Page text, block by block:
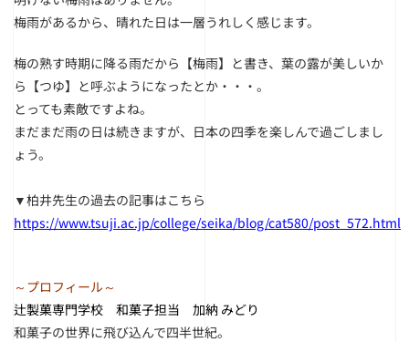
梅雨があるから、晴れた日は一層うれしく感じます。
梅の熟す時期に降る雨だから【梅雨】と書き、葉の露が美しいか
ら【つゆ】と呼ぶようになったとか・・・。
とっても素敵ですよね。
まだまだ雨の日は続きますが、日本の四季を楽しんで過ごしまし
ょう。
▼柏井先生の過去の記事はこちら
https://www.tsuji.ac.jp/college/seika/blog/cat580/post_572.html
～プロフィール～
辻製菓専門学校 和菓子担当 加納 みどり
和菓子の世界に飛び込んで四半世紀。